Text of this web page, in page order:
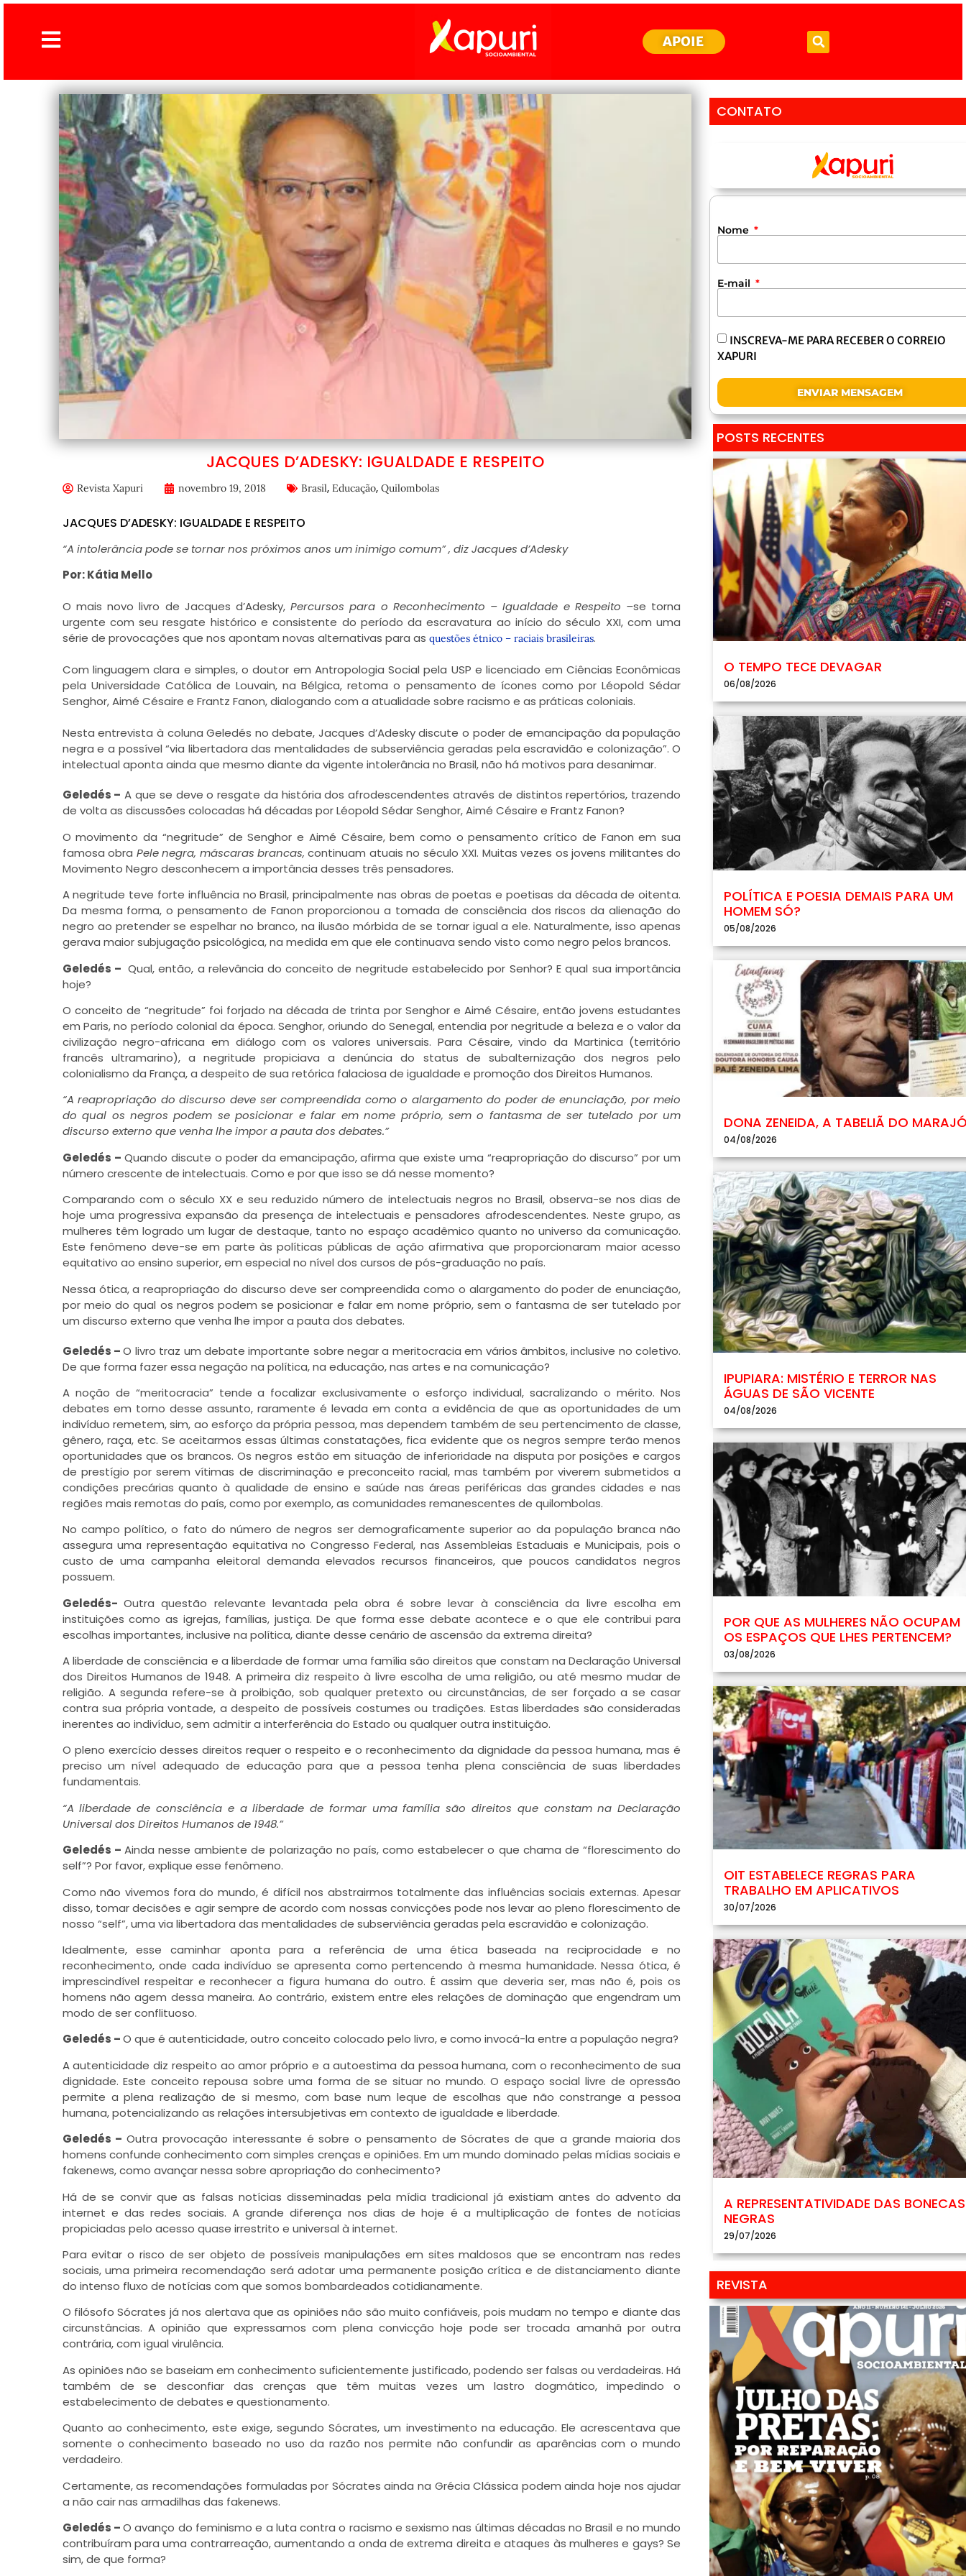
APOIE
JACQUES D’ADESKY: IGUALDADE E RESPEITO
Revista Xapuri novembro 19, 2018 Brasil, Educação, Quilombolas
JACQUES D’ADESKY: IGUALDADE E RESPEITO
“A intolerância pode se tornar nos próximos anos um inimigo comum” , diz Jacques d’Adesky
Por: Kátia Mello
O mais novo livro de Jacques d’Adesky,Percursos para o Reconhecimento – Igualdade e Respeito –se torna
urgente com seu resgate histórico e consistente do período da escravatura ao início do século XXI, com uma
série de provocações que nos apontam novas alternativas para as questões étnico – raciais brasileiras.
Com linguagem clara e simples, o doutor em Antropologia Social pela USP e licenciado em Ciências Econômicas
pela Universidade Católica de Louvain, na Bélgica, retoma o pensamento de ícones como por Léopold Sédar
Senghor, Aimé Césaire e Frantz Fanon, dialogando com a atualidade sobre racismo e as práticas coloniais.
Nesta entrevista à coluna Geledés no debate, Jacques d’Adesky discute o poder de emancipação da população
negra e a possível “via libertadora das mentalidades de subserviência geradas pela escravidão e colonização”. O
intelectual aponta ainda que mesmo diante da vigente intolerância no Brasil, não há motivos para desanimar.
Geledés – A que se deve o resgate da história dos afrodescendentes através de distintos repertórios, trazendo
de volta as discussões colocadas há décadas por Léopold Sédar Senghor, Aimé Césaire e Frantz Fanon?
O movimento da “negritude” de Senghor e Aimé Césaire, bem como o pensamento crítico de Fanon em sua
famosa obra Pele negra, máscaras brancas, continuam atuais no século XXI. Muitas vezes os jovens militantes do
Movimento Negro desconhecem a importância desses três pensadores.
A negritude teve forte influência no Brasil, principalmente nas obras de poetas e poetisas da década de oitenta.
Da mesma forma, o pensamento de Fanon proporcionou a tomada de consciência dos riscos da alienação do
negro ao pretender se espelhar no branco, na ilusão mórbida de se tornar igual a ele. Naturalmente, isso apenas
gerava maior subjugação psicológica, na medida em que ele continuava sendo visto como negro pelos brancos.
Geledés – Qual, então, a relevância do conceito de negritude estabelecido por Senhor? E qual sua importância
hoje?
O conceito de “negritude” foi forjado na década de trinta por Senghor e Aimé Césaire, então jovens estudantes
em Paris, no período colonial da época. Senghor, oriundo do Senegal, entendia por negritude a beleza e o valor da
civilização negro-africana em diálogo com os valores universais. Para Césaire, vindo da Martinica (território
francês ultramarino), a negritude propiciava a denúncia do status de subalternização dos negros pelo
colonialismo da França, a despeito de sua retórica falaciosa de igualdade e promoção dos Direitos Humanos.
“A reapropriação do discurso deve ser compreendida como o alargamento do poder de enunciação, por meio
do qual os negros podem se posicionar e falar em nome próprio, sem o fantasma de ser tutelado por um
discurso externo que venha lhe impor a pauta dos debates.”
Geledés – Quando discute o poder da emancipação, afirma que existe uma “reapropriação do discurso” por um
número crescente de intelectuais. Como e por que isso se dá nesse momento?
Comparando com o século XX e seu reduzido número de intelectuais negros no Brasil, observa-se nos dias de
hoje uma progressiva expansão da presença de intelectuais e pensadores afrodescendentes. Neste grupo, as
mulheres têm logrado um lugar de destaque, tanto no espaço acadêmico quanto no universo da comunicação.
Este fenômeno deve-se em parte às políticas públicas de ação afirmativa que proporcionaram maior acesso
equitativo ao ensino superior, em especial no nível dos cursos de pós-graduação no país.
Nessa ótica, a reapropriação do discurso deve ser compreendida como o alargamento do poder de enunciação,
por meio do qual os negros podem se posicionar e falar em nome próprio, sem o fantasma de ser tutelado por
um discurso externo que venha lhe impor a pauta dos debates.
Geledés –O livro traz um debate importante sobre negar a meritocracia em vários âmbitos, inclusive no coletivo.
De que forma fazer essa negação na política, na educação, nas artes e na comunicação?
A noção de “meritocracia” tende a focalizar exclusivamente o esforço individual, sacralizando o mérito. Nos
debates em torno desse assunto, raramente é levada em conta a evidência de que as oportunidades de um
indivíduo remetem, sim, ao esforço da própria pessoa, mas dependem também de seu pertencimento de classe,
gênero, raça, etc. Se aceitarmos essas últimas constatações, fica evidente que os negros sempre terão menos
oportunidades que os brancos. Os negros estão em situação de inferioridade na disputa por posições e cargos
de prestígio por serem vítimas de discriminação e preconceito racial, mas também por viverem submetidos a
condições precárias quanto à qualidade de ensino e saúde nas áreas periféricas das grandes cidades e nas
regiões mais remotas do país, como por exemplo, as comunidades remanescentes de quilombolas.
No campo político, o fato do número de negros ser demograficamente superior ao da população branca não
assegura uma representação equitativa no Congresso Federal, nas Assembleias Estaduais e Municipais, pois o
custo de uma campanha eleitoral demanda elevados recursos financeiros, que poucos candidatos negros
possuem.
Geledés- Outra questão relevante levantada pela obra é sobre levar à consciência da livre escolha em
instituições como as igrejas, famílias, justiça. De que forma esse debate acontece e o que ele contribui para
escolhas importantes, inclusive na política, diante desse cenário de ascensão da extrema direita?
A liberdade de consciência e a liberdade de formar uma família são direitos que constam na Declaração Universal
dos Direitos Humanos de 1948. A primeira diz respeito à livre escolha de uma religião, ou até mesmo mudar de
religião. A segunda refere-se à proibição, sob qualquer pretexto ou circunstâncias, de ser forçado a se casar
contra sua própria vontade, a despeito de possíveis costumes ou tradições. Estas liberdades são consideradas
inerentes ao indivíduo, sem admitir a interferência do Estado ou qualquer outra instituição.
O pleno exercício desses direitos requer o respeito e o reconhecimento da dignidade da pessoa humana, mas é
preciso um nível adequado de educação para que a pessoa tenha plena consciência de suas liberdades
fundamentais.
“A liberdade de consciência e a liberdade de formar uma família são direitos que constam na Declaração
Universal dos Direitos Humanos de 1948.”
Geledés – Ainda nesse ambiente de polarização no país, como estabelecer o que chama de “florescimento do
self”? Por favor, explique esse fenômeno.
Como não vivemos fora do mundo, é difícil nos abstrairmos totalmente das influências sociais externas. Apesar
disso, tomar decisões e agir sempre de acordo com nossas convicções pode nos levar ao pleno florescimento de
nosso “self”, uma via libertadora das mentalidades de subserviência geradas pela escravidão e colonização.
Idealmente, esse caminhar aponta para a referência de uma ética baseada na reciprocidade e no
reconhecimento, onde cada indivíduo se apresenta como pertencendo à mesma humanidade. Nessa ótica, é
imprescindível respeitar e reconhecer a figura humana do outro. É assim que deveria ser, mas não é, pois os
homens não agem dessa maneira. Ao contrário, existem entre eles relações de dominação que engendram um
modo de ser conflituoso.
Geledés –O que é autenticidade, outro conceito colocado pelo livro, e como invocá-la entre a população negra?
A autenticidade diz respeito ao amor próprio e a autoestima da pessoa humana, com o reconhecimento de sua
dignidade. Este conceito repousa sobre uma forma de se situar no mundo. O espaço social livre de opressão
permite a plena realização de si mesmo, com base num leque de escolhas que não constrange a pessoa
humana, potencializando as relações intersubjetivas em contexto de igualdade e liberdade.
Geledés –Outra provocação interessante é sobre o pensamento de Sócrates de que a grande maioria dos
homens confunde conhecimento com simples crenças e opiniões. Em um mundo dominado pelas mídias sociais e
fakenews, como avançar nessa sobre apropriação do conhecimento?
Há de se convir que as falsas notícias disseminadas pela mídia tradicional já existiam antes do advento da
internet e das redes sociais. A grande diferença nos dias de hoje é a multiplicação de fontes de notícias
propiciadas pelo acesso quase irrestrito e universal à internet.
Para evitar o risco de ser objeto de possíveis manipulações em sites maldosos que se encontram nas redes
sociais, uma primeira recomendação será adotar uma permanente posição crítica e de distanciamento diante
do intenso fluxo de notícias com que somos bombardeados cotidianamente.
O filósofo Sócrates já nos alertava que as opiniões não são muito confiáveis, pois mudam no tempo e diante das
circunstâncias. A opinião que expressamos com plena convicção hoje pode ser trocada amanhã por outra
contrária, com igual virulência.
As opiniões não se baseiam em conhecimento suficientemente justificado, podendo ser falsas ou verdadeiras. Há
também de se desconfiar das crenças que têm muitas vezes um lastro dogmático, impedindo o
estabelecimento de debates e questionamento.
Quanto ao conhecimento, este exige, segundo Sócrates, um investimento na educação. Ele acrescentava que
somente o conhecimento baseado no uso da razão nos permite não confundir as aparências com o mundo
verdadeiro.
Certamente, as recomendações formuladas por Sócrates ainda na Grécia Clássica podem ainda hoje nos ajudar
a não cair nas armadilhas das fakenews.
Geledés –O avanço do feminismo e a luta contra o racismo e sexismo nas últimas décadas no Brasil e no mundo
contribuíram para uma contrarreação, aumentando a onda de extrema direita e ataques às mulheres e gays? Se
sim, de que forma?
CONTATO
Nome
E-mail
INSCREVA-ME PARA RECEBER O CORREIO
XAPURI
ENVIAR MENSAGEM
POSTS RECENTES
O TEMPO TECE DEVAGAR
06/08/2026
POLÍTICA E POESIA DEMAIS PARA UM
HOMEM SÓ?
05/08/2026
DONA ZENEIDA, A TABELIÃ DO
04/08/2026
IPUPIARA: MISTÉRIO E TERROR NAS
ÁGUAS DE SÃO VICENTE
04/08/2026
POR QUE AS MULHERES NÃO OCUPAM
OS ESPAÇOS QUE LHES PERTENCEM?
03/08/2026
OIT ESTABELECE REGRAS PARA
TRABALHO EM APLICATIVOS
30/07/2026
A REPRESENTATIVIDADE DAS BONECAS
NEGRAS
29/07/2026
REVISTA